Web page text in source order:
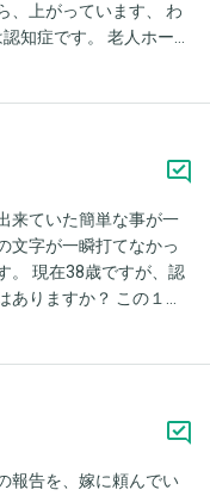
のです。 当日が一番
うとして、車椅子を
あるようで、しても
ま転院を進めていいの
月)を過ぎたら退院で
院の話は嫌がっていま
決まる前日にいい病院
は、即答でOKでし
上がっています、 わ
知症です。 老人ホーム
来ていた簡単な事が一
文字が一瞬打てなかっ
。 現在38歳ですが、認
りますか？ この１年
いかとの診断を受けま
報告を、嫁に頼んでい